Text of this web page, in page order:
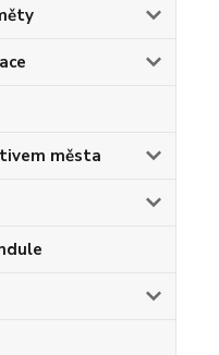
města